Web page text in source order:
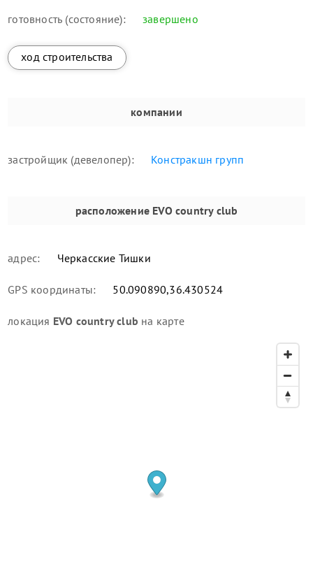
готовность (состояние): завершено
ход строительства
компании
застройщик (девелопер): Констракшн групп
расположение EVO country club
адрес: Черкасские Тишки
GPS координаты: 50.090890,36.430524
локация EVO country club на карте